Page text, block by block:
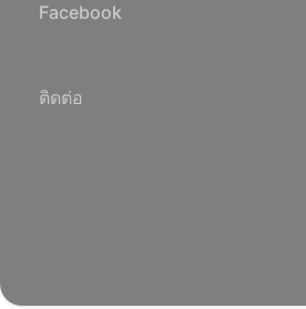
Facebook
ติดต่อ